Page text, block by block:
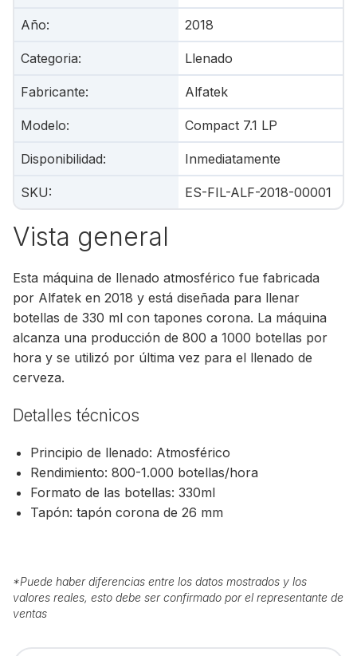
Año: 2018
Categoria: Llenado
Fabricante: Alfatek
Modelo: Compact 7.1 LP
Disponibilidad: Inmediatamente
SKU: ES-FIL-ALF-2018-00001
Vista general
Esta máquina de llenado atmosférico fue fabricada
por Alfatek en 2018 y está diseñada para llenar
botellas de 330 ml con tapones corona. La máquina
alcanza una producción de 800 a 1000 botellas por
hora y se utilizó por última vez para el llenado de
cerveza.
Detalles técnicos
Principio de llenado: Atmosférico
Rendimiento: 800-1.000 botellas/hora
Formato de las botellas: 330ml
Tapón: tapón corona de 26 mm
*Puede haber diferencias entre los datos mostrados y los
valores reales, esto debe ser confirmado por el representante de
ventas